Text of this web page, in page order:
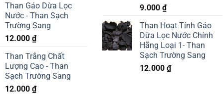
Than Gáo Dừa Lọc
Nước - Than Sạch
Trường Sang
12.000 ₫
Than Trắng Chất
Lượng Cao - Than
Sạch Trường Sang
12.000 ₫
9.000 ₫
Than Hoạt Tính Gáo
Dừa Lọc Nước Chính
Hãng Loại 1- Than
Sạch Trường Sang
12.000 ₫